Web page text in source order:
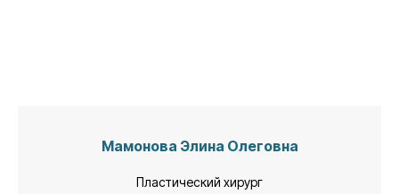
Мамонова Элина Олеговна
Пластический хирург